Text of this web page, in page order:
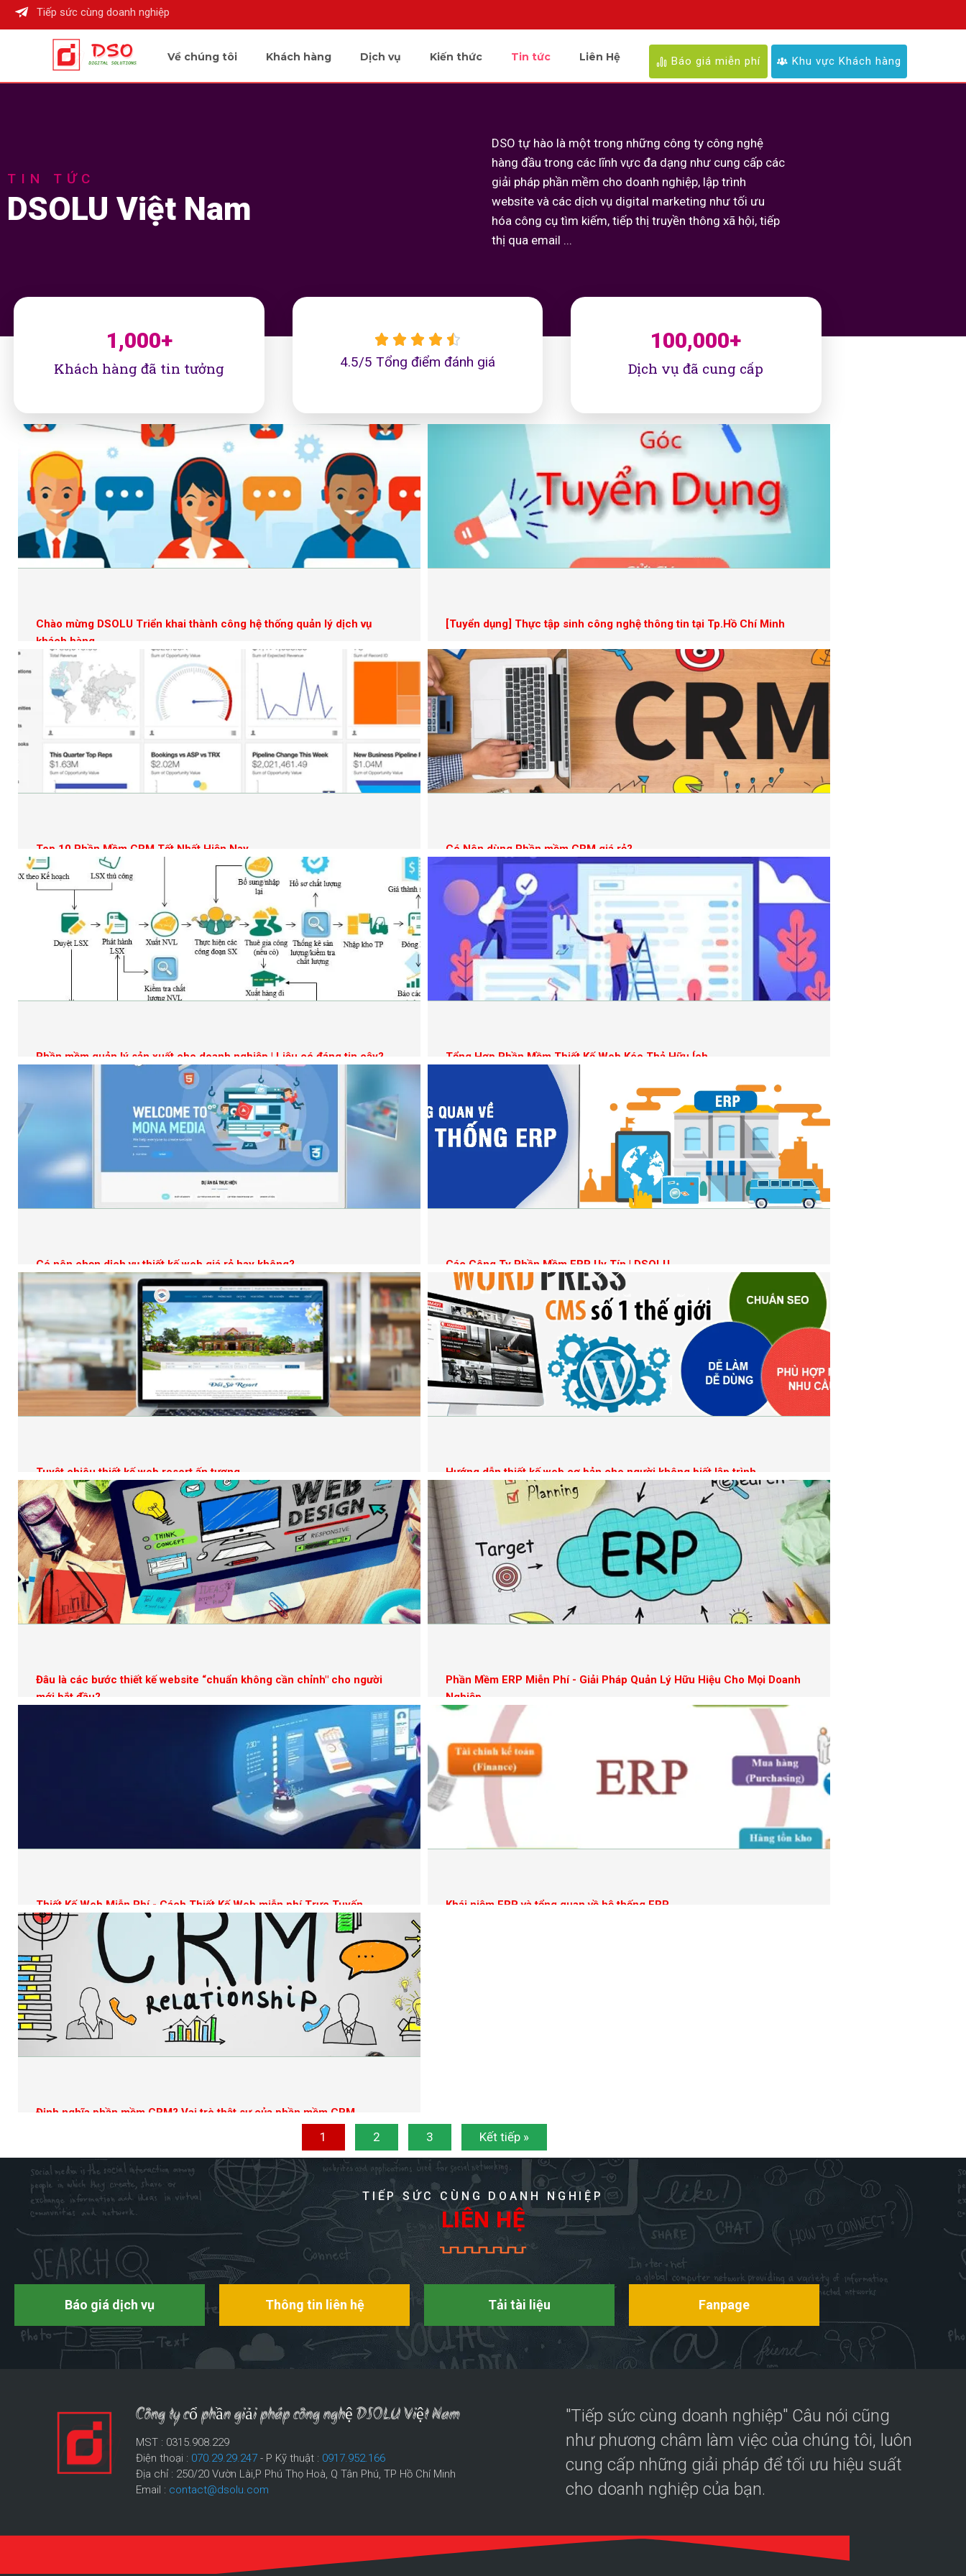
Tiếp sức cùng doanh nghiệp
Về chúng tôi Khách hàng Dịch vụ Kiến thức Tin tức Liên Hệ Báo giá miễn phí Khu vực Khách hàng
TIN TỨC
DSOLU Việt Nam
DSO tự hào là một trong những công ty công nghệ
hàng đầu trong các lĩnh vực đa dạng như cung cấp các
giải pháp phần mềm cho doanh nghiệp, lập trình
website và các dịch vụ digital marketing như tối ưu
hóa công cụ tìm kiếm, tiếp thị truyền thông xã hội, tiếp
thị qua email ...
Khách hàng đã tin tưởng
1,000+     
4.5/5 Tổng điểm đánh giá Dịch vụ đã cung cấp
100,000+
Chào mừng DSOLU Triển khai thành công hệ thống quản lý dịch vụ
khách hàng
[Tuyển dụng] Thực tập sinh công nghệ thông tin tại Tp.Hồ Chí Minh
Top 10 Phần Mềm CRM Tốt Nhất Hiện Nay Có Nên dùng Phần mềm CRM giá rẻ?
Phần mềm quản lý sản xuất cho doanh nghiệp | Liệu có đáng tin cậy? Tổng Hợp Phần Mềm Thiết Kế Web Kéo Thả Hữu Ích
Có nên chọn dịch vụ thiết kế web giá rẻ hay không? Các Công Ty Phần Mềm ERP Uy Tín | DSOLU
Tuyệt chiêu thiết kế web resort ấn tượng Hướng dẫn thiết kế web cơ bản cho người không biết lập trình
Đâu là các bước thiết kế website “chuẩn không cần chỉnh" cho người
mới bắt đầu?
Phần Mềm ERP Miễn Phí - Giải Pháp Quản Lý Hữu Hiệu Cho Mọi Doanh
Nghiệp
Thiết Kế Web Miễn Phí - Cách Thiết Kế Web miễn phí Trực Tuyến Khái niệm ERP và tổng quan về hệ thống ERP
Định nghĩa phần mềm CRM? Vai trò thật sự của phần mềm CRM
1 2 3 Kết tiếp »
TIẾP SỨC CÙNG DOANH NGHIỆP
LIÊN HỆ
Báo giá dịch vụ Thông tin liên hệ Tải tài liệu Fanpage
Công ty cổ phần giải pháp công nghệ DSOLU Việt Nam
MST : 0315.908.229
Điện thoại : 070.29.29.247 - P Kỹ thuật : 0917.952.166
Địa chỉ : 250/20 Vườn Lài,P Phú Thọ Hoà, Q Tân Phú, TP Hồ Chí Minh
Email : contact@dsolu.com
"Tiếp sức cùng doanh nghiệp" Câu nói cũng
như phương châm làm việc của chúng tôi, luôn
cung cấp những giải pháp để tối ưu hiệu suất
cho doanh nghiệp của bạn.